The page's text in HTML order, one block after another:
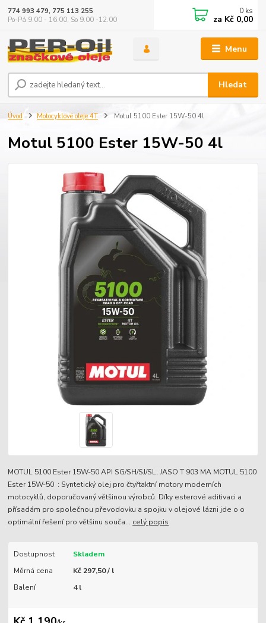
Menu
Hledat
774 993 479, 775 113 255
Po-Pá 9.00 - 16.00, So 9.00 -12.00
0 ks
za Kč 0,00
Úvod Motocyklové oleje 4T Motul 5100 Ester 15W-50 4l
Motul 5100 Ester 15W-50 4l
MOTUL 5100 Ester 15W-50 API SG/SH/SJ/SL, JASO T 903 MA MOTUL 5100
Ester 15W-50 : Syntetický olej pro čtyřtaktní motory moderních
motocyklů, doporučovaný většinou výrobců. Díky esterové aditivaci a
přísadám pro společnou převodovku a spojku v olejové lázni jde o o
optimální řešení pro většinu souča... celý popis
Dostupnost
Skladem
Měrná cena
Kč 297,50 / l
Balení
4 l